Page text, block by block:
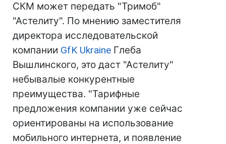
СКМ может передать "Тримоб"
"Астелиту". По мнению заместителя
директора исследовательской
компании GfK Ukraine Глеба
Вышлинского, это даст "Астелиту"
небывалые конкурентные
преимущества. "Тарифные
предложения компании уже сейчас
ориентированы на использование
мобильного интернета, и появление